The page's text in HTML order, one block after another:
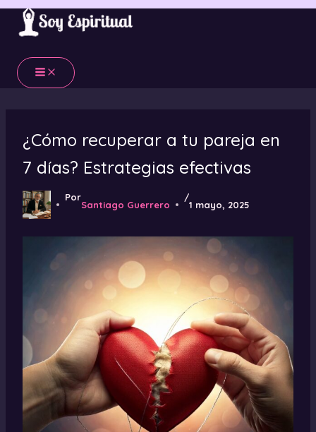
Ir
contenido
¿Cómo recuperar a tu pareja en
7 días? Estrategias efectivas
Por
Santiago Guerrero
/
1 mayo, 2025